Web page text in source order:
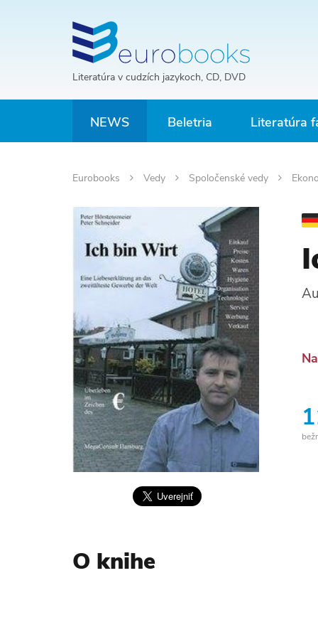
Literatúra v cudzích jazykoch, CD, DVD
NEWS Beletria Literatúra
Eurobooks Vedy Spoločenské vedy
O knihe